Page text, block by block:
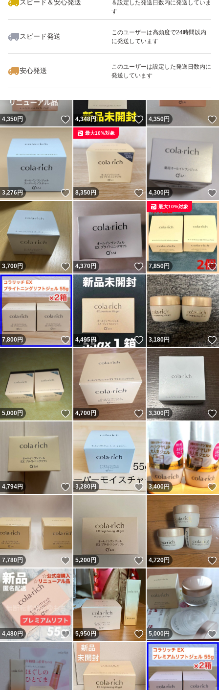
スピード＆安心発送
＆設定した発送日数内に発送していま
す
スピード発送
このユーザーは高頻度で24時間以内
に発送しています
安心発送
このユーザーは設定した発送日数内に
発送しています
いいね！
4,500
4,350円 いいね！
4,348円 いいね！
4,350円
3,276円 いいね！
8,350円 いいね！
最大10%対象
4,300円
3,700円 いいね！
4,370円 いいね！
7,850円
最大10%対象
7,800円 いいね！
4,495円 いいね！
3,180円
5,000円 いいね！
4,700円 いいね！
3,300円
4,794円 いいね！
3,280円 いいね！
3,400円
7,780円 いいね！
5,200円 いいね！
4,720円
4,480円 いいね！
5,950円 いいね！
5,000円